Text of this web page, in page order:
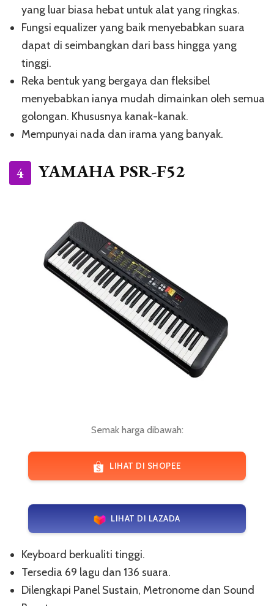
yang luar biasa hebat untuk alat yang ringkas.
Fungsi equalizer yang baik menyebabkan suara
dapat di seimbangkan dari bass hingga yang
tinggi.
Reka bentuk yang bergaya dan fleksibel
menyebabkan ianya mudah dimainkan oleh semua
golongan. Khususnya kanak-kanak.
Mempunyai nada dan irama yang banyak.
4 YAMAHA PSR-F52
Semak harga dibawah:
LIHAT DI SHOPEE
LIHAT DI LAZADA
Keyboard berkualiti tinggi.
Tersedia 69 lagu dan 136 suara.
Dilengkapi Panel Sustain, Metronome dan Sound